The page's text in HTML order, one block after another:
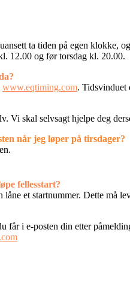
ta tiden på egen klokke,
12.00 og før torsdag kl. 20.00.
www.eqtiming.com. Tidsvinduet
Vi skal selvsagt hjelpe deg
når jeg løper på tirsdager?
fellesstart?
et startnummer. Dette må
får i e-posten din etter